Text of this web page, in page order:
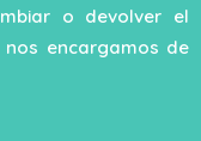
o devolver el
encargamos de